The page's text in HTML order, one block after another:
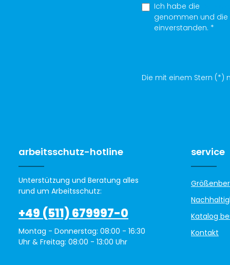
Ich habe die
genommen und die
einverstanden. *
Die mit einem Stern (*)
arbeitsschutz-hotline
Unterstützung und Beratung alles
rund um Arbeitsschutz:
+49 (511) 679997-0
Montag - Donnerstag: 08:00 - 16:30
Uhr & Freitag: 08:00 - 13:00 Uhr
service
Katalog
Kontakt